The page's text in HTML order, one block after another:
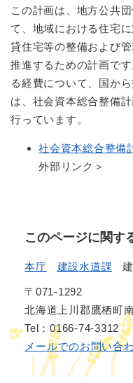
この計画は、地方公共
て、地域における住宅
貸住宅等の整備および
推進するための計画で
る経費について、国か
は、社会資本総合整備
行っています。
社会資本総合整備
外部リンク＞
このページに関す
本庁 建設水道課
〒071-1292
北海道上川郡鷹栖町
Tel：0166-74-3312
メールでのお問い合